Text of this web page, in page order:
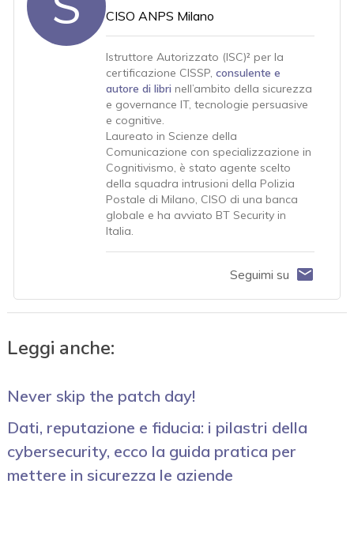
CISO ANPS Milano
Istruttore Autorizzato (ISC)² per la
certificazione CISSP,consulente e
autore di libri nell’ambito della sicurezza
e governance IT, tecnologie persuasive
e cognitive.
Laureato in Scienze della
Comunicazione con specializzazione in
Cognitivismo, è stato agente scelto
della squadra intrusioni della Polizia
Postale di Milano, CISO di una banca
globale e ha avviato BT Security in
Italia.
Seguimi su
Leggi anche:
Never skip the patch day!
Dati, reputazione e fiducia: i pilastri della
cybersecurity, ecco la guida pratica per
mettere in sicurezza le aziende